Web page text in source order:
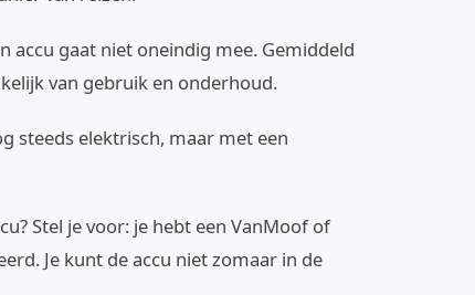
accu gaat niet oneindig mee. Gemiddeld
van gebruik en onderhoud.
steeds elektrisch, maar met een
Stel je voor: je hebt een VanMoof of
Je kunt de accu niet zomaar in de